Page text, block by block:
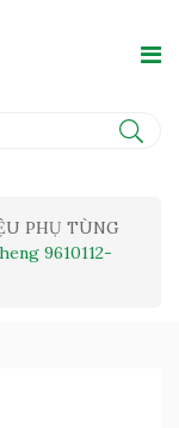
PHỤ TÙNG
9610112-